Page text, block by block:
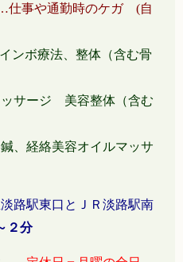
仕事や通勤時のケガ (自
ボ療法、整体（含む骨
美容整体（含む
容オイルマッサ
路駅東口とＪＲ淡路駅南
２分